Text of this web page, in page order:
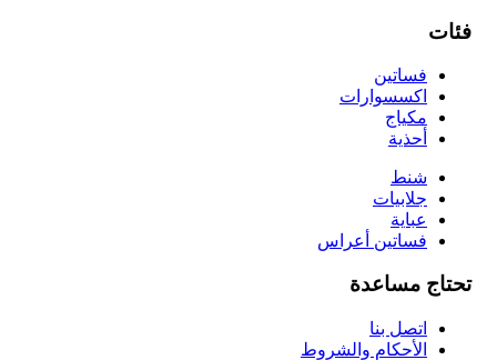
فئات
فساتين
اكسسوارات
مكياج
أحذية
شنط
جلابيات
عباية
فساتين أعراس
تحتاج مساعدة
اتصل بنا
الأحكام والشروط